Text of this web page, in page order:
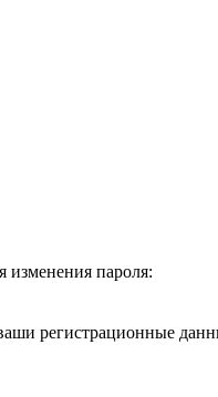
изменения пароля:
регистрационные